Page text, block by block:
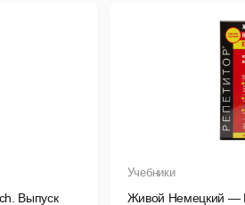
Выпуск
Учебники
Живой Немецкий —